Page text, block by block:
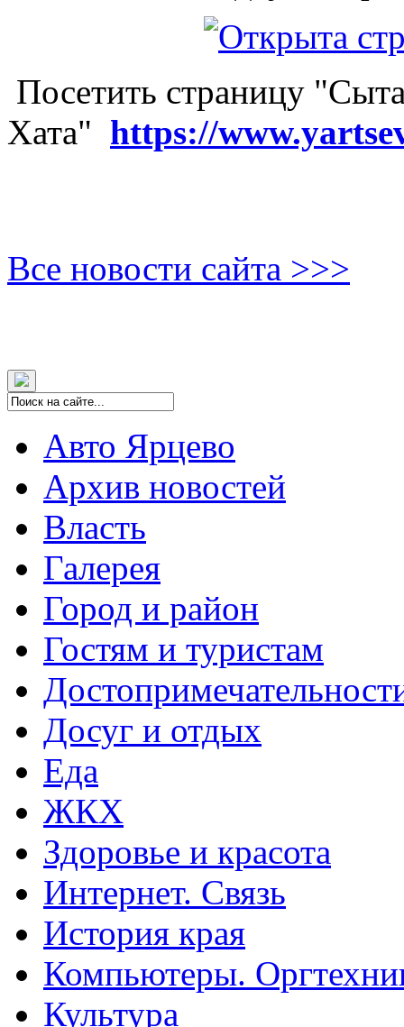
Посетить страницу
Хата" https://
Все новости сайта >>>
Авто Ярцево
Архив новостей
Власть
Галерея
Город и район
Гостям и туристам
Досуг и отдых
Еда
ЖКХ
Здоровье и красота
Интернет. Связь
История края
Компьютеры.
Культура